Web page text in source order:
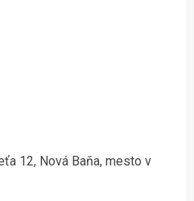
12, Nová Baňa, mesto v